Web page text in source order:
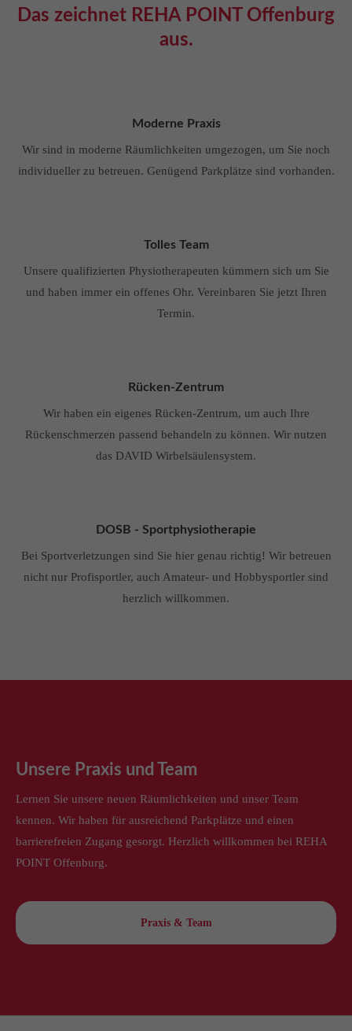
Das zeichnet REHA POINT Offenburg
aus.
Moderne Praxis
Wir sind in moderne Räumlichkeiten umgezogen, um Sie noch
individueller zu betreuen. Genügend Parkplätze sind vorhanden.
Tolles Team
Unsere qualifizierten Physiotherapeuten kümmern sich um Sie
und haben immer ein offenes Ohr. Vereinbaren Sie jetzt Ihren
Termin.
Rücken-Zentrum
Wir haben ein eigenes Rücken-Zentrum, um auch Ihre
Rückenschmerzen passend behandeln zu können. Wir nutzen
das DAVID Wirbelsäulensystem.
DOSB - Sportphysiotherapie
Bei Sportverletzungen sind Sie hier genau richtig! Wir betreuen
nicht nur Profisportler, auch Amateur- und Hobbysportler sind
herzlich willkommen.
Unsere Praxis und Team
Lernen Sie unsere neuen Räumlichkeiten und unser Team
kennen. Wir haben für ausreichend Parkplätze und einen
barrierefreien Zugang gesorgt. Herzlich willkommen bei REHA
POINT Offenburg.
Praxis & Team